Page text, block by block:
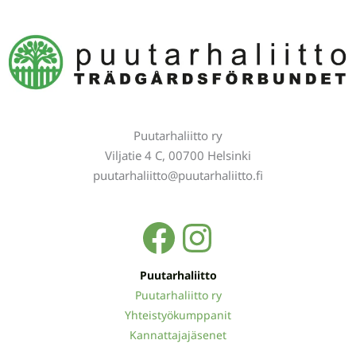
Puutarhaliitto ry
Viljatie 4 C, 00700 Helsinki
puutarhaliitto@puutarhaliitto.fi
Facebook
Puutarhaliitto
Puutarhaliitto ry
Yhteistyökumppanit
Kannattajajäsenet